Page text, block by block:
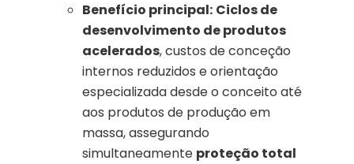
Benefício principal: Ciclos de
desenvolvimento de produtos
acelerados, custos de conceção
internos reduzidos e orientação
especializada desde o conceito até
aos produtos de produção em
massa, assegurando
simultaneamente proteção total